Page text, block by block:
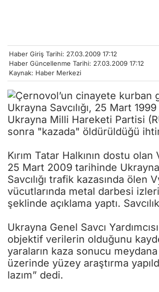
Haber Giriş Tarihi: 27.03.2009 17:12
Haber Güncellenme Tarihi: 27.03.2009 17:12
Kaynak: Haber Merkezi
Ukrayna Savcılığı, 25 Mart
Ukrayna Milli Hareketi Partisi
sonra "kazada" öldürüldüğü
Kırım Tatar Halkının dostu
25 Mart 2009 tarihinde
Savcılığı trafik kazasında
vücutlarında metal darbesi
şeklinde açıklama yaptı.
Ukrayna Genel Savcı
objektif verilerin olduğunu
yaraların kaza sonucu
üzerinde yüzey araştırma
lazım” dedi.